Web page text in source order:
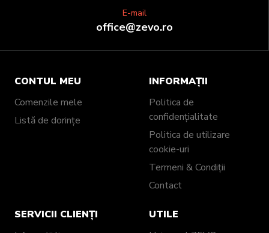
E-mail
office@zevo.ro
CONTUL MEU
Comenzile mele
Listă de dorințe
INFORMAȚII
Politica de
confidențialitate
Politica de utilizare
cookie-uri
Termeni & Condiții
Contact
SERVICII CLIENȚI
UTILE